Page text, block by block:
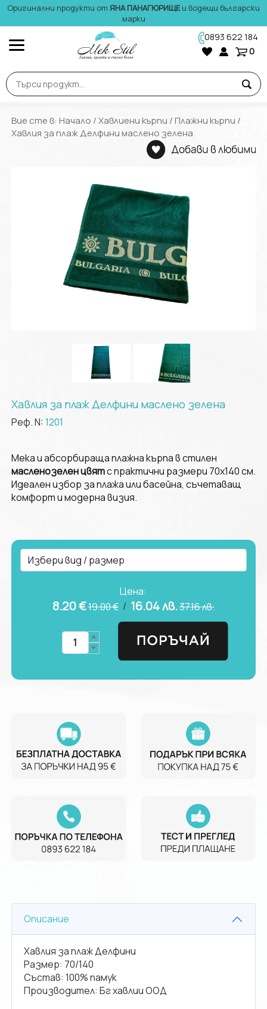
Оригинални продукти от ЯНА ПАНАГЮРИЩЕи водещи български
марки
0893 622 184
0
Вие сте в: Начало /Хавлиени кърпи /Плажни кърпи /
Хавлия за плаж Делфини маслено зелена
Хавлия за плаж Делфини маслено зелена
Реф. N:1201
Мека и абсорбираща плажна кърпа в стилен
масленозелен цвятс практични размери 70х140 см.
Идеален избор за плажа или басейна, съчетаващ
комфорт и модерна визия.
Цена:
8.20 €19.00 € / 16.04лв.37.16лв.
Описание
Хавлия за плаж Делфини
Размер: 70/140
Състав: 100% памук
Производител: Бг хавлии ООД